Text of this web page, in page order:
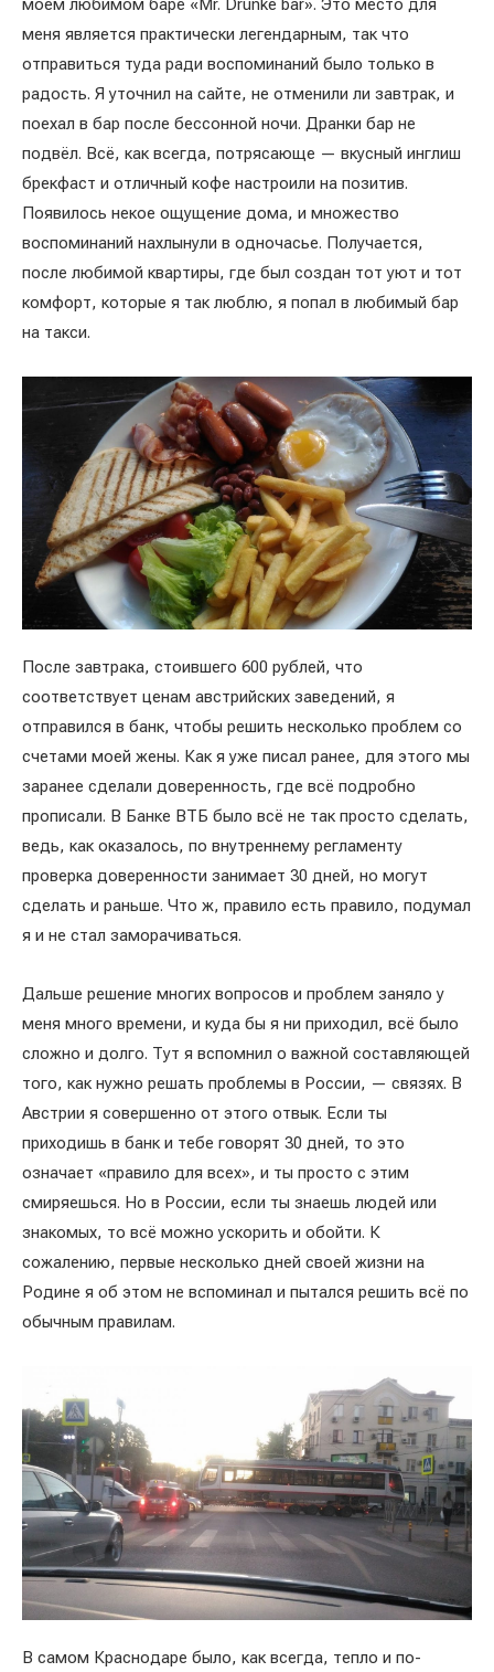
моём любимом баре «Mr. Drunke bar». Это место для
меня является практически легендарным, так что
отправиться туда ради воспоминаний было только в
радость. Я уточнил на сайте, не отменили ли завтрак, и
поехал в бар после бессонной ночи. Дранки бар не
подвёл. Всё, как всегда, потрясающе — вкусный инглиш
брекфаст и отличный кофе настроили на позитив.
Появилось некое ощущение дома, и множество
воспоминаний нахлынули в одночасье. Получается,
после любимой квартиры, где был создан тот уют и тот
комфорт, которые я так люблю, я попал в любимый бар
на такси.
После завтрака, стоившего 600 рублей, что
соответствует ценам австрийских заведений, я
отправился в банк, чтобы решить несколько проблем со
счетами моей жены. Как я уже писал ранее, для этого мы
заранее сделали доверенность, где всё подробно
прописали. В Банке ВТБ было всё не так просто сделать,
ведь, как оказалось, по внутреннему регламенту
проверка доверенности занимает 30 дней, но могут
сделать и раньше. Что ж, правило есть правило, подумал
я и не стал заморачиваться.
Дальше решение многих вопросов и проблем заняло у
меня много времени, и куда бы я ни приходил, всё было
сложно и долго. Тут я вспомнил о важной составляющей
того, как нужно решать проблемы в России, — связях. В
Австрии я совершенно от этого отвык. Если ты
приходишь в банк и тебе говорят 30 дней, то это
означает «правило для всех», и ты просто с этим
смиряешься. Но в России, если ты знаешь людей или
знакомых, то всё можно ускорить и обойти. К
сожалению, первые несколько дней своей жизни на
Родине я об этом не вспоминал и пытался решить всё по
обычным правилам.
В самом Краснодаре было, как всегда, тепло и по-